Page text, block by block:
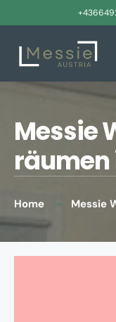
Messie
räumen
Home Messie